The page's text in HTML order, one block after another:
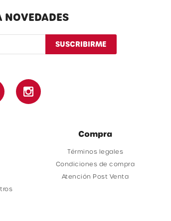
Compra
Términos legales
Condiciones de compra
Atención Post Venta
NOVEDADES
SUSCRIBIRME
